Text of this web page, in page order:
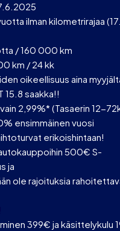
ilman kilometrirajaa
/ 160 000 km
km / 24 kk
oikeellisuus aina
15.8 saakka!!
2,99%* (Tasaerin 12-
ensimmäinen vuosi
erikoishintaan!
500€ S-
ja
ole rajoituksia
399€ ja käsittelykulu